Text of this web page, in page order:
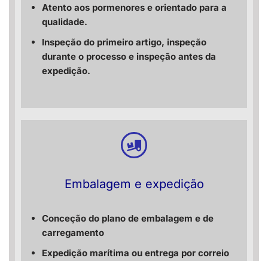
Atento aos pormenores e orientado para a
qualidade.
Inspeção do primeiro artigo, inspeção
durante o processo e inspeção antes da
expedição.
Embalagem e expedição
Conceção do plano de embalagem e de
carregamento
Expedição marítima ou entrega por correio